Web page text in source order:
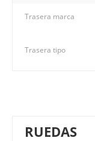
Trasera marca
Trasera tipo
RUEDAS